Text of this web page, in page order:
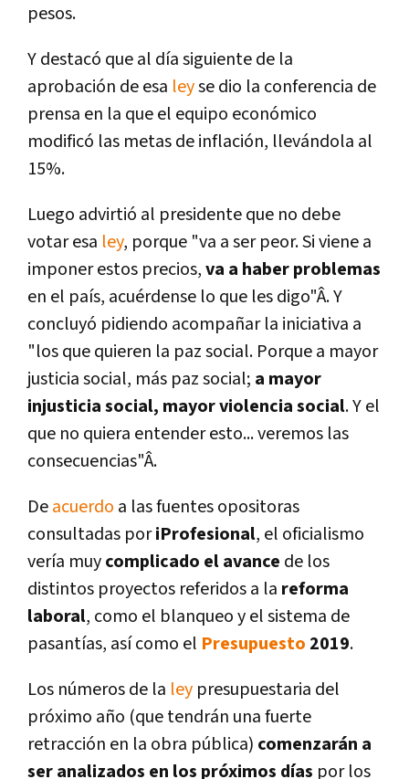
pesos.
Y destacó que al dí­a siguiente de la
aprobación de esa leyse dio la conferencia de
prensa en la que el equipo económico
modificó las metas de inflación, llevándola al
15%.
Luego advirtió al presidente que no debe
votar esa ley, porque "va a ser peor. Si viene a
imponer estos precios,va a haber problemas
en el paí­s, acuérdense lo que les digo"Â. Y
concluyó pidiendo acompañar la iniciativa a
"los que quieren la paz social. Porque a mayor
justicia social, más paz social; a mayor
injusticia social, mayor violencia social. Y el
que no quiera entender esto... veremos las
consecuencias"Â.
Deacuerdo a las fuentes opositoras
consultadas poriProfesional, el oficialismo
verí­a muycomplicado el avance de los
distintos proyectos referidos a la reforma
laboral, como el blanqueo y el sistema de
pasantí­as, así­ como el Presupuesto 2019.
Los números de la ley presupuestaria del
próximo año (que tendrán una fuerte
retracción en la obra pública) comenzarán a
ser analizados en los próximos dí­as por los